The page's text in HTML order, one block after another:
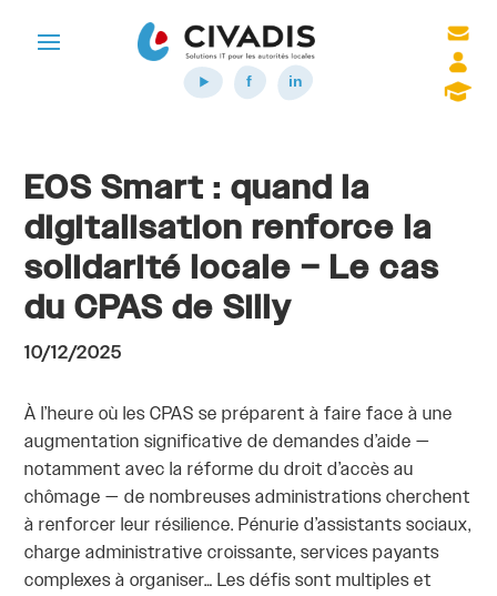
EOS Smart : quand la
digitalisation renforce la
solidarité locale – Le cas
du CPAS de Silly
10/12/2025
À l’heure où les CPAS se préparent à faire face à une
augmentation significative de demandes d’aide —
notamment avec la réforme du droit d’accès au
chômage — de nombreuses administrations cherchent
à renforcer leur résilience. Pénurie d’assistants sociaux,
charge administrative croissante, services payants
complexes à organiser… Les défis sont multiples et